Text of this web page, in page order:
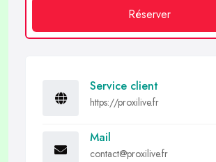
Réserver
Service client
https://proxilive.fr
Mail
contact@proxilive.fr